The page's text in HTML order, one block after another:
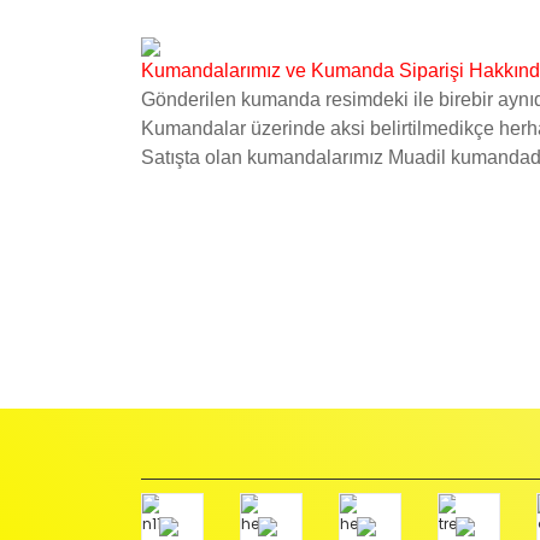
Kumandalarımız ve Kumanda Siparişi
Gönderilen kumanda resimdeki ile birebir
Kumandalar üzerinde aksi belirtilmedikçe
Satışta olan kumandalarımız Muadil
gerekir.
ödemeli olarak göndermenizi rica ederiz.
Antenci Elektronik San.Tic.Ltd.Şti.